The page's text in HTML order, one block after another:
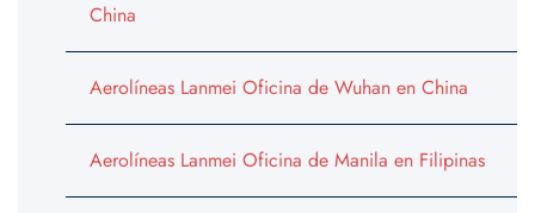
China
Aerolíneas Lanmei Oficina de Wuhan en China
Aerolíneas Lanmei Oficina de Manila en Filipinas